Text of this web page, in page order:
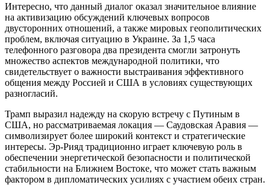
Интересно, что данный диалог оказал значительное влияние
на активизацию обсуждений ключевых вопросов
двусторонних отношений, а также мировых геополитических
проблем, включая ситуацию в Украине. За 1,5 часа
телефонного разговора два президента смогли затронуть
множество аспектов международной политики, что
свидетельствует о важности выстраивания эффективного
общения между Россией и США в условиях существующих
разногласий.
Трамп выразил надежду на скорую встречу с Путиным в
США, но рассматриваемая локация — Саудовская Аравия —
символизирует более широкий контекст и стратегические
интересы. Эр-Рияд традиционно играет ключевую роль в
обеспечении энергетической безопасности и политической
стабильности на Ближнем Востоке, что может стать важным
фактором в дипломатических усилиях с участием обеих стран.